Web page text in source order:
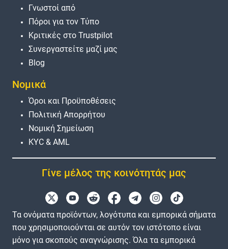
Γνωστοί από
Πόροι για τον Τύπο
Κριτικές στο Trustpilot
Συνεργαστείτε μαζί μας
Blog
Νομικά
Όροι και Προϋποθέσεις
Πολιτική Απορρήτου
Νομική Σημείωση
KYC & AML
Γίνε μέλος της κοινότητάς μας
Τα ονόματα προϊόντων, λογότυπα και εμπορικά σήματα
που χρησιμοποιούνται σε αυτόν τον ιστότοπο είναι
μόνο για σκοπούς αναγνώρισης. Όλα τα εμπορικά